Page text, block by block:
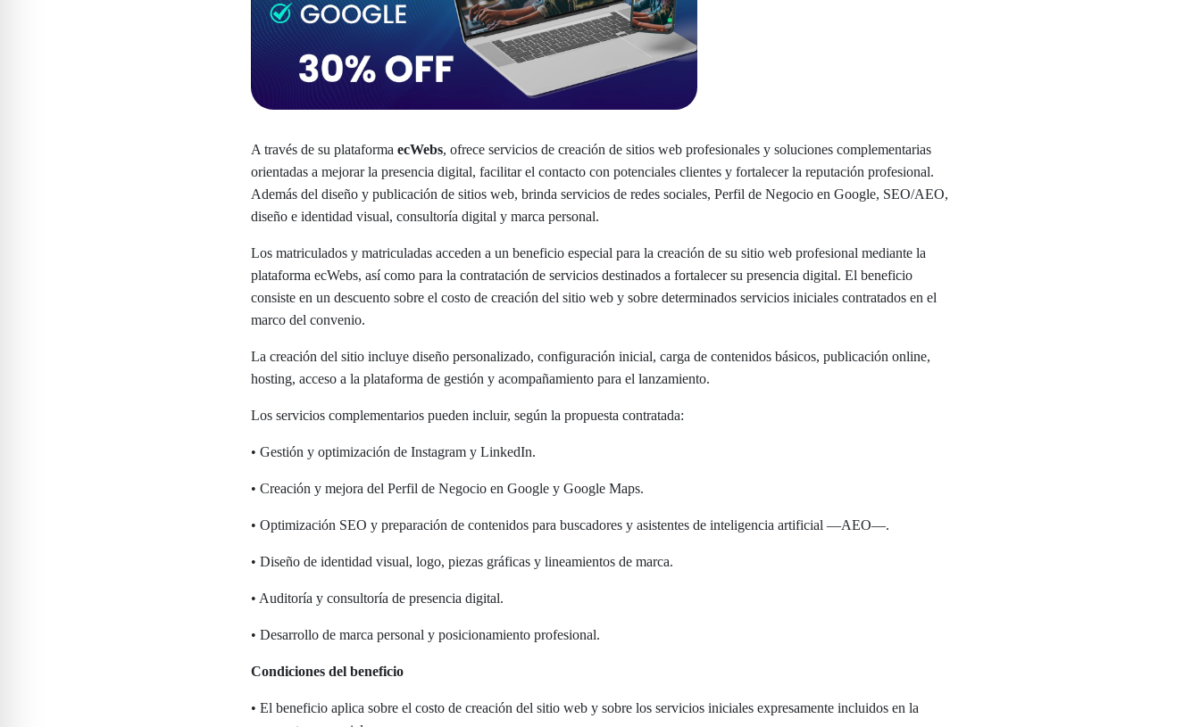
A través de su plataformaecWebs, ofrece servicios de creación de sitios web profesionales y soluciones complementarias
orientadas a mejorar la presencia digital, facilitar el contacto con potenciales clientes y fortalecer la reputación profesional.
Además del diseño y publicación de sitios web, brinda servicios de redes sociales, Perfil de Negocio en Google, SEO/AEO,
diseño e identidad visual, consultoría digital y marca personal.
Los matriculados y matriculadas acceden a un beneficio especial para la creación de su sitio web profesional mediante la
plataforma ecWebs, así como para la contratación de servicios destinados a fortalecer su presencia digital. El beneficio
consiste en un descuento sobre el costo de creación del sitio web y sobre determinados servicios iniciales contratados en el
marco del convenio.
La creación del sitio incluye diseño personalizado, configuración inicial, carga de contenidos básicos, publicación online,
hosting, acceso a la plataforma de gestión y acompañamiento para el lanzamiento.
Los servicios complementarios pueden incluir, según la propuesta contratada:
• Gestión y optimización de Instagram y LinkedIn.
• Creación y mejora del Perfil de Negocio en Google y Google Maps.
• Optimización SEO y preparación de contenidos para buscadores y asistentes de inteligencia artificial —AEO—.
• Diseño de identidad visual, logo, piezas gráficas y lineamientos de marca.
• Auditoría y consultoría de presencia digital.
• Desarrollo de marca personal y posicionamiento profesional.
Condiciones del beneficio
• El beneficio aplica sobre el costo de creación del sitio web y sobre los servicios iniciales expresamente incluidos en la